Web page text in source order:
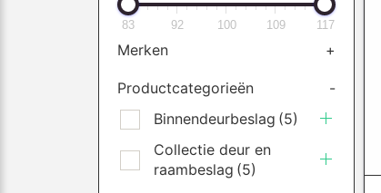
83 92 100 109 117
Merken +
Productcategorieën
-
Binnendeurbeslag (5)
Collectie deur en
raambeslag (5)